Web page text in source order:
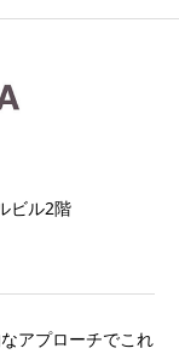
ビル2階
アプローチでこれ